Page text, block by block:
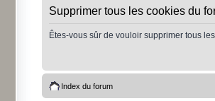
Supprimer tous les cookies du
Êtes-vous sûr de vouloir supprimer tous
Index du forum